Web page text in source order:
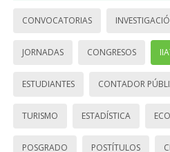
CONVOCATORIAS
JORNADAS CONGRESOS
ESTUDIANTES CONTADOR
TURISMO ESTADÍSTICA
POSGRADO POSTÍTULOS